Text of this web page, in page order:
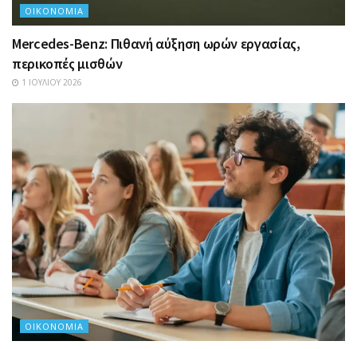
ΟΙΚΟΝΟΜΊΑ
Mercedes-Benz: Πιθανή αύξηση ωρών εργασίας,
περικοπές μισθών
1 ΙΟΥΛΊΟΥ 2026
ΟΙΚΟΝΟΜΊΑ